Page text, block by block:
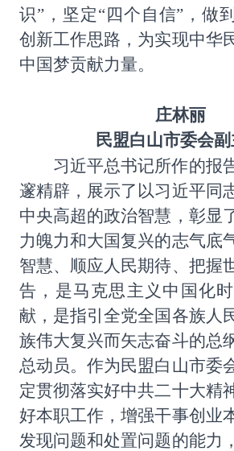
识”，坚定“四个自信”，做
创新工作思路，为实现中华
中国梦贡献力量。
庄林丽
民盟白山市委会
习近平总书记所作的报
邃精辟，展示了以习近平同
中央高超的政治智慧，彰显
力魄力和大国复兴的志气底
智慧、顺应人民期待、把握
告，是马克思主义中国化
献，是指引全党全国各族人
族伟大复兴而矢志奋斗的总
总动员。作为民盟白山市委
定贯彻落实好中共二十大精
好本职工作，增强干事创业
发现问题和处置问题的能力